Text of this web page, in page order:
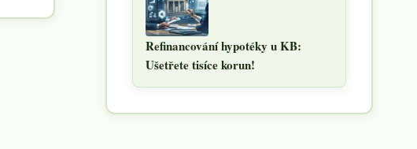
Refinancování hypotéky u KB:
Ušetřete tisíce korun!